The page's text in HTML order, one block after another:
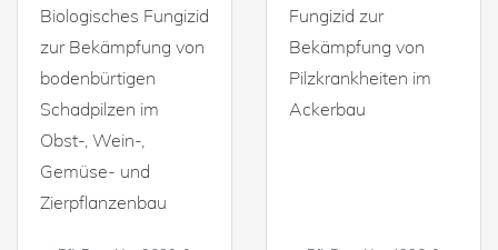
Biologisches Fungizid
zur Bekämpfung von
bodenbürtigen
Schadpilzen im
Obst-, Wein-,
Gemüse- und
Zierpflanzenbau
Fungizid zur
Bekämpfung von
Pilzkrankheiten im
Ackerbau